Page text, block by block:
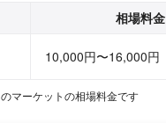
相場料金
10,000円〜16,000円
マーケットの相場料金です